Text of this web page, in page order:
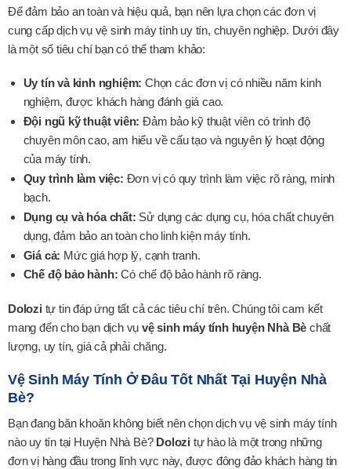
Để đảm bảo an toàn và hiệu quả, bạn nên lựa chọn các đơn vị
cung cấp dịch vụ vệ sinh máy tính uy tín, chuyên nghiệp. Dưới đây
là một số tiêu chí bạn có thể tham khảo:
Uy tín và kinh nghiệm: Chọn các đơn vị có nhiều năm kinh
nghiệm, được khách hàng đánh giá cao.
Đội ngũ kỹ thuật viên: Đảm bảo kỹ thuật viên có trình độ
chuyên môn cao, am hiểu về cấu tạo và nguyên lý hoạt động
của máy tính.
Quy trình làm việc: Đơn vị có quy trình làm việc rõ ràng, minh
bạch.
Dụng cụ và hóa chất: Sử dụng các dụng cụ, hóa chất chuyên
dụng, đảm bảo an toàn cho linh kiện máy tính.
Giá cả: Mức giá hợp lý, cạnh tranh.
Chế độ bảo hành: Có chế độ bảo hành rõ ràng.
Dolozi tự tin đáp ứng tất cả các tiêu chí trên. Chúng tôi cam kết
mang đến cho bạn dịch vụvệ sinh máy tính huyện Nhà Bè chất
lượng, uy tín, giá cả phải chăng.
Vệ Sinh Máy Tính Ở Đâu Tốt Nhất Tại Huyện Nhà
Bè?
Bạn đang băn khoăn không biết nên chọn dịch vụ vệ sinh máy tính
nào uy tín tại Huyện Nhà Bè? Dolozi tự hào là một trong những
đơn vị hàng đầu trong lĩnh vực này, được đông đảo khách hàng tin